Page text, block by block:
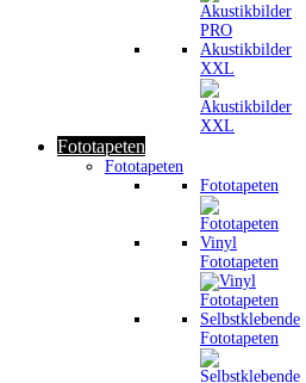
Akustikbilder
XXL
Fototapeten
Fototapeten
Fototapeten
Vinyl
Fototapeten
Selbstklebende
Fototapeten